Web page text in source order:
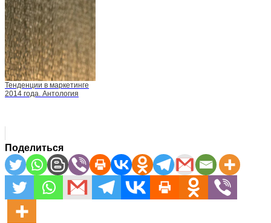
Тенденции в маркетинге
2014 года. Антология
Поделиться